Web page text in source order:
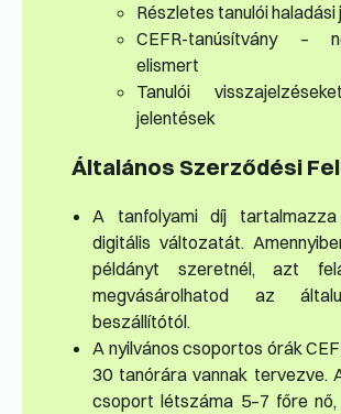
Részletes tanulói
CEFR-tanúsítvány –
elismert
Tanulói
jelentések
Általános Szerződési
A tanfolyami díj
digitális változatát.
példányt szeretnél, azt
megvásárolhatod az
beszállítótól.
A nyilvános csoportos órák
30 tanórára vannak tervezve.
csoport létszáma 5–7 főre